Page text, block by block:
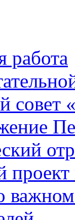
работа
совет